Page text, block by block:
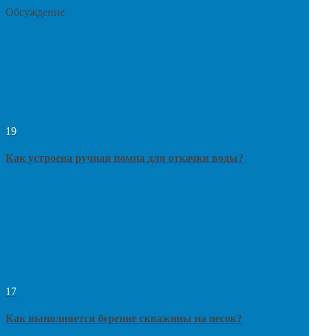
Обсуждение
19
Как устроена ручная помпа для откачки воды?
17
Как выполняется бурение скважины на песок?